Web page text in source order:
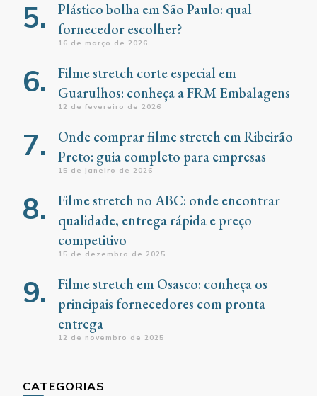
Plástico bolha em São Paulo: qual
fornecedor escolher?
16 de março de 2026
Filme stretch corte especial em
Guarulhos: conheça a FRM Embalagens
12 de fevereiro de 2026
Onde comprar filme stretch em Ribeirão
Preto: guia completo para empresas
15 de janeiro de 2026
Filme stretch no ABC: onde encontrar
qualidade, entrega rápida e preço
competitivo
15 de dezembro de 2025
Filme stretch em Osasco: conheça os
principais fornecedores com pronta
entrega
12 de novembro de 2025
CATEGORIAS